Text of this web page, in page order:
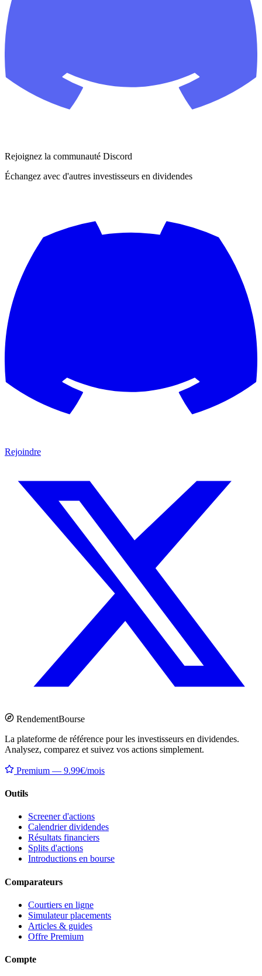
Rejoignez la communauté Discord
Échangez avec d'autres investisseurs en dividendes
Rejoindre
RendementBourse
La plateforme de référence pour les investisseurs en dividendes.
Analysez, comparez et suivez vos actions simplement.
Premium — 9.99€/mois
Outils
Screener d'actions
Calendrier dividendes
Résultats financiers
Splits d'actions
Introductions en bourse
Comparateurs
Courtiers en ligne
Simulateur placements
Articles & guides
Offre Premium
Compte